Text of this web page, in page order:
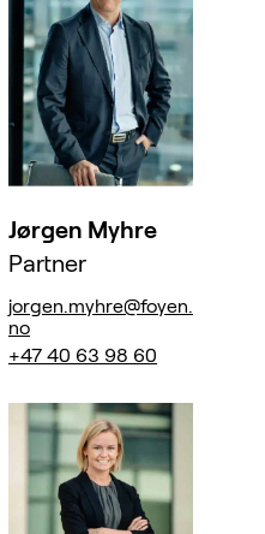
Jørgen Myhre
Partner
jorgen.myhre@foyen.
no
+47 40 63 98 60